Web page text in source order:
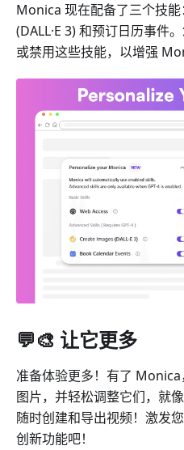
Monica 现在配备了三个技
(DALL·E 3) 和预订日历事件
或禁用这些技能，以增强
💬🎨 让它更多
准备体验更多！有了
图片，并轻松调整它们，就
随时创建和导出视频！激发
创新功能吧！